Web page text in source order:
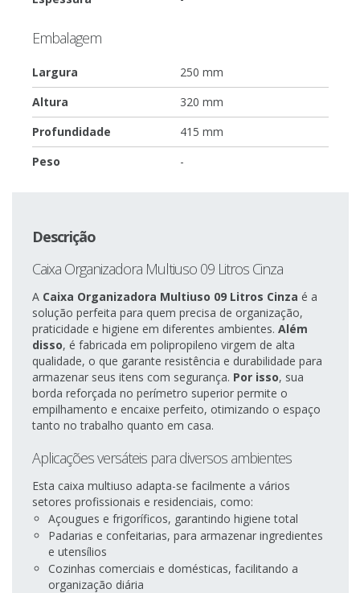
Embalagem
Largura
250 mm
Altura
320 mm
Profundidade
415 mm
Peso
-
Descrição
Caixa Organizadora Multiuso 09 Litros Cinza
A Caixa Organizadora Multiuso 09 Litros Cinza é a
solução perfeita para quem precisa de organização,
praticidade e higiene em diferentes ambientes. Além
disso, é fabricada em polipropileno virgem de alta
qualidade, o que garante resistência e durabilidade para
armazenar seus itens com segurança. Por isso, sua
borda reforçada no perímetro superior permite o
empilhamento e encaixe perfeito, otimizando o espaço
tanto no trabalho quanto em casa.
Aplicações versáteis para diversos ambientes
Esta caixa multiuso adapta-se facilmente a vários
setores profissionais e residenciais, como:
Açougues e frigoríficos, garantindo higiene total
Padarias e confeitarias, para armazenar ingredientes
e utensílios
Cozinhas comerciais e domésticas, facilitando a
organização diária